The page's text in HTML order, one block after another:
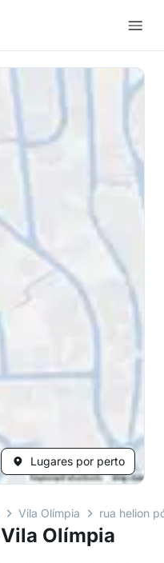
Lugares por perto
Vila Olímpia rua helion
Olímpia